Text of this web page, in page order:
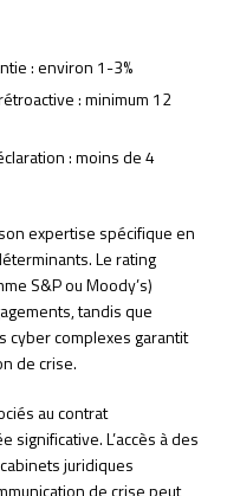
: environ 1-3%
: minimum 12
: moins de 4
expertise spécifique en
Le rating
S&P ou Moody’s)
tandis que
cyber complexes garantit
de crise.
au contrat
L’accès à des
juridiques